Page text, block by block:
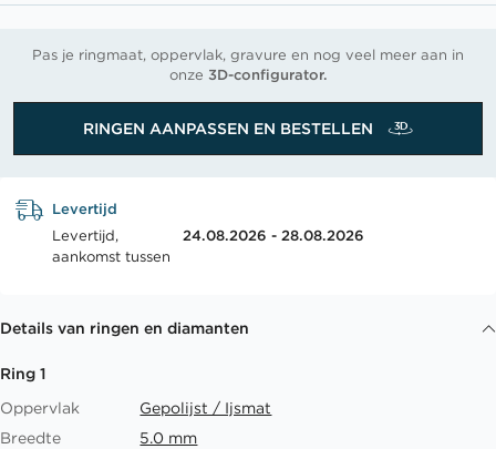
Pas je ringmaat, oppervlak, gravure en nog veel meer aan in
onze 3D-configurator.
RINGEN AANPASSEN EN BESTELLEN
Levertijd
Levertijd,
aankomst tussen
24.08.2026 - 28.08.2026
Details van ringen en diamanten
Ring 1
Oppervlak
Gepolijst / Ijsmat
Breedte
5.0 mm